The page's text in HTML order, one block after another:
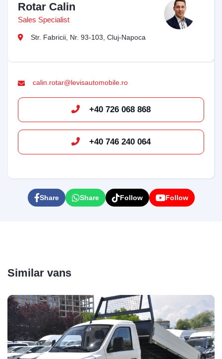
Rotar Calin
Sales Specialist
Str. Fabricii, Nr. 93-103, Cluj-Napoca
calin.rotar@levisautomobile.ro
+40 726 068 868
+40 746 240 064
Share Share Follow Follow
Similar vans
Bun venit pe chatul nostru!
Vă rugăm să introduceți adresa de e-mail pentru a
începe conversația cu noi. Vom folosi această adresă
Email Address